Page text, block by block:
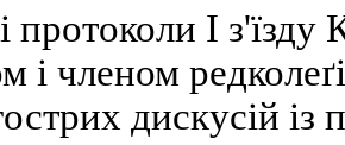
протоколи I
i членом
дискусiй iз